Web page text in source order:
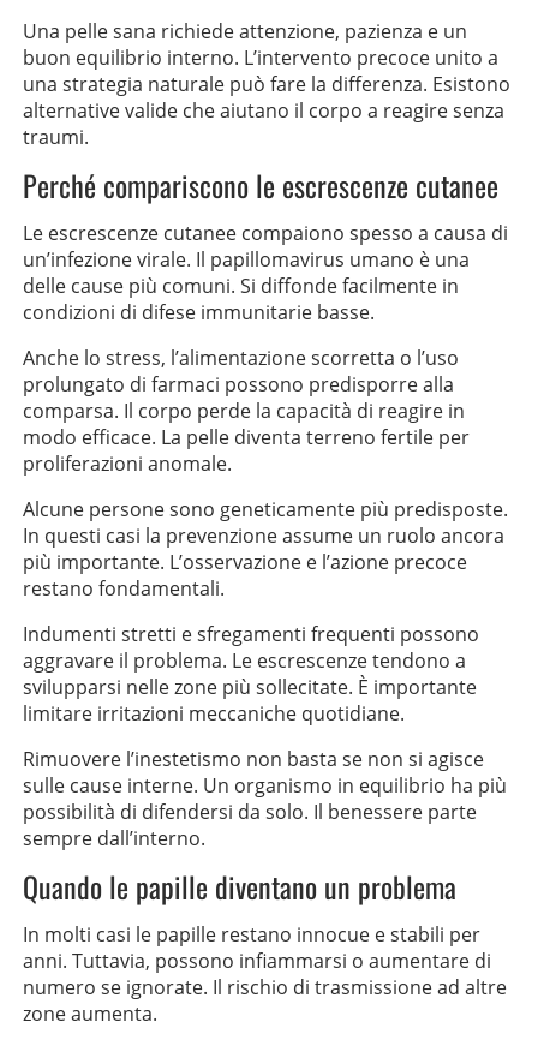
Una pelle sana richiede attenzione, pazienza e un
buon equilibrio interno. L’intervento precoce unito a
una strategia naturale può fare la differenza. Esistono
alternative valide che aiutano il corpo a reagire senza
traumi.
Perché compariscono le escrescenze cutanee
Le escrescenze cutanee compaiono spesso a causa di
un’infezione virale. Il papillomavirus umano è una
delle cause più comuni. Si diffonde facilmente in
condizioni di difese immunitarie basse.
Anche lo stress, l’alimentazione scorretta o l’uso
prolungato di farmaci possono predisporre alla
comparsa. Il corpo perde la capacità di reagire in
modo efficace. La pelle diventa terreno fertile per
proliferazioni anomale.
Alcune persone sono geneticamente più predisposte.
In questi casi la prevenzione assume un ruolo ancora
più importante. L’osservazione e l’azione precoce
restano fondamentali.
Indumenti stretti e sfregamenti frequenti possono
aggravare il problema. Le escrescenze tendono a
svilupparsi nelle zone più sollecitate. È importante
limitare irritazioni meccaniche quotidiane.
Rimuovere l’inestetismo non basta se non si agisce
sulle cause interne. Un organismo in equilibrio ha più
possibilità di difendersi da solo. Il benessere parte
sempre dall’interno.
Quando le papille diventano un problema
In molti casi le papille restano innocue e stabili per
anni. Tuttavia, possono infiammarsi o aumentare di
numero se ignorate. Il rischio di trasmissione ad altre
zone aumenta.